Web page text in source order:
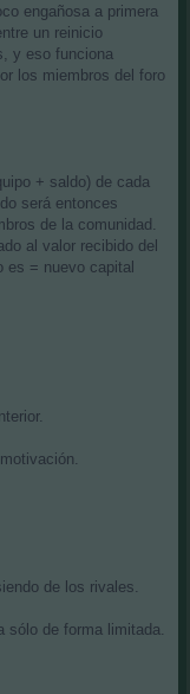
engañosa a primera
un reinicio
y eso funciona
los miembros del foro
+ saldo) de cada
será entonces
de la comunidad.
al valor recibido del
es = nuevo capital
de los rivales.
sólo de forma limitada.